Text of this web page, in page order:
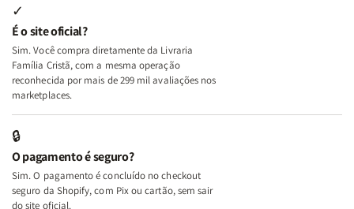
e
Deus
+
A
Mulher
Lar
+
A
Lar
✓
É o site oficial?
Sim. Você compra diretamente da Livraria
Família Cristã, com a mesma operação
reconhecida por mais de 299 mil avaliações nos
marketplaces.
🔒
O pagamento é seguro?
Sim. O pagamento é concluído no checkout
seguro da Shopify, com Pix ou cartão, sem sair
do site oficial.